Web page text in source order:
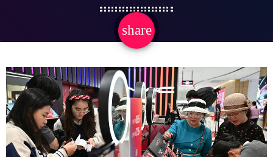
share
email